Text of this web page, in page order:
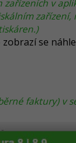
zařízeních v
zařízení,
se
faktury) v